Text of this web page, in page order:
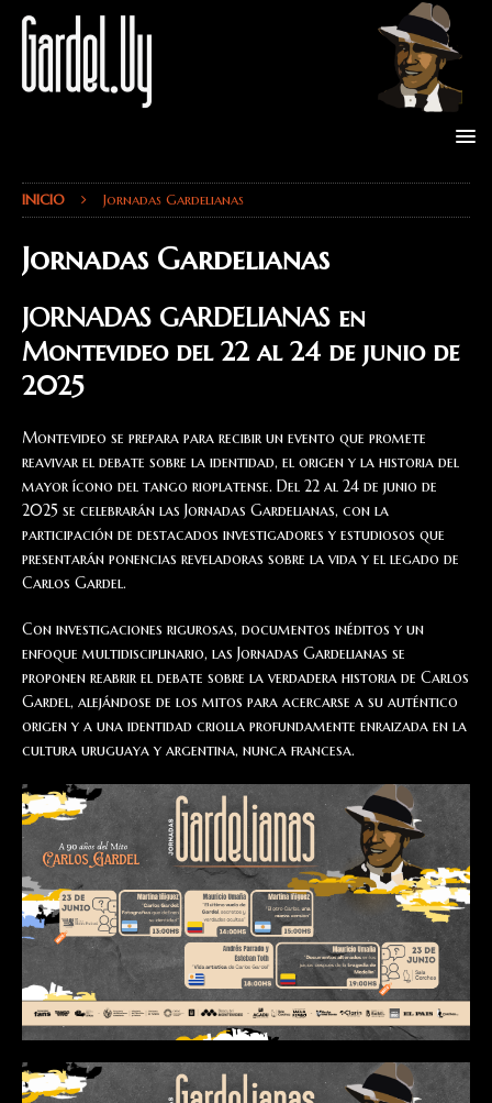
INICIO Jornadas Gardelianas
Jornadas Gardelianas
JORNADAS GARDELIANAS en
Montevideo del 22 al 24 de junio de
2025
Montevideo se prepara para recibir un evento que promete
reavivar el debate sobre la identidad, el origen y la historia del
mayor ícono del tango rioplatense. Del 22 al 24 de junio de
2025 se celebrarán las Jornadas Gardelianas, con la
participación de destacados investigadores y estudiosos que
presentarán ponencias reveladoras sobre la vida y el legado de
Carlos Gardel.
Con investigaciones rigurosas, documentos inéditos y un
enfoque multidisciplinario, las Jornadas Gardelianas se
proponen reabrir el debate sobre la verdadera historia de Carlos
Gardel, alejándose de los mitos para acercarse a su auténtico
origen y a una identidad criolla profundamente enraizada en la
cultura uruguaya y argentina, nunca francesa.